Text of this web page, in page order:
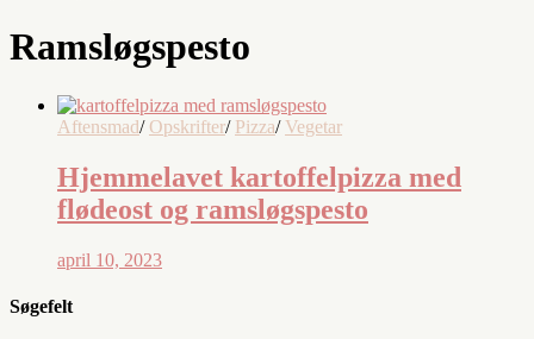
Ramsløgspesto
Aftensmad/ Opskrifter/ Pizza/ Vegetar
Hjemmelavet kartoffelpizza med
flødeost og ramsløgspesto
april 10, 2023
Søgefelt